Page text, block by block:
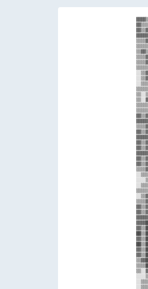
▓▓▓▓▒▒▓▓▓▓▓▓▓▓▓▓▓▓▓▓▓▓▓▓▓▓▓▓▓▓▓▓██████▓▓▓▓▒▒▒▒▓▓▓▓▓▓▓▓▓▓▓▓▓▓████████▓▓██████▓▓▓▓▓▓██▓▓▓▓▓▓▓▓▒▒░░▒▒██▓▓██▒▒▒▒░░▒▒▒▒▒▒▓▓▓▓░░▒▒▒▒░░▒▒▒▒░░
▓▓▒▒▒▒▓▓▒▒▓▓▓▓▒▒▓▓▓▓▓▓▓▓▓▓▓▓▒▒▓▓▓▓▓▓██▓▓▒▒▓▓▒▒▒▒▓▓▓▓▒▒▓▓▓▓▓▓▓▓████▓▓▓▓▓▓▓▓██▓▓▒▒▓▓██▓▓▓▓▓▓▓▓▒▒▒▒▒▒▓▓████░░▒▒░░░░▒▒▒▒▒▒▒▒▒▒░░▒▒░░▒▒░░▒▒